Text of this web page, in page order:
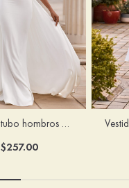
Clásico tubo hombros descubiertos desmontable crepé elástico vestido de novia
$257.00